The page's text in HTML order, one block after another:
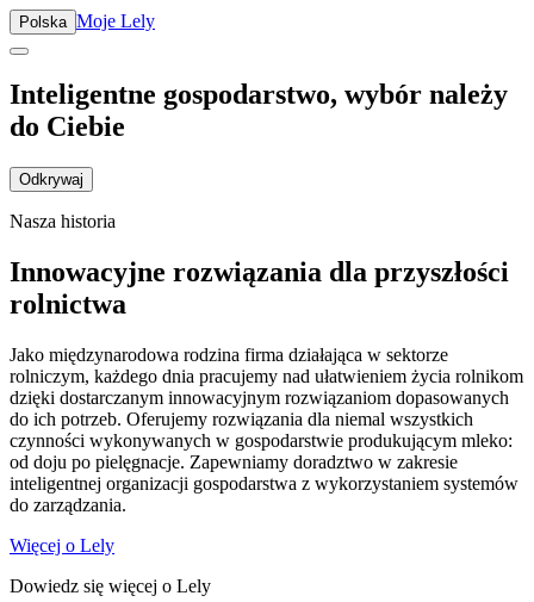
Polska Moje Lely
Inteligentne gospodarstwo, wybór należy
do Ciebie
Odkrywaj
Nasza historia
Innowacyjne rozwiązania dla przyszłości
rolnictwa
Jako międzynarodowa rodzina firma działająca w sektorze
rolniczym, każdego dnia pracujemy nad ułatwieniem życia rolnikom
dzięki dostarczanym innowacyjnym rozwiązaniom dopasowanych
do ich potrzeb. Oferujemy rozwiązania dla niemal wszystkich
czynności wykonywanych w gospodarstwie produkującym mleko:
od doju po pielęgnacje. Zapewniamy doradztwo w zakresie
inteligentnej organizacji gospodarstwa z wykorzystaniem systemów
do zarządzania.
Więcej o Lely
Dowiedz się więcej o Lely